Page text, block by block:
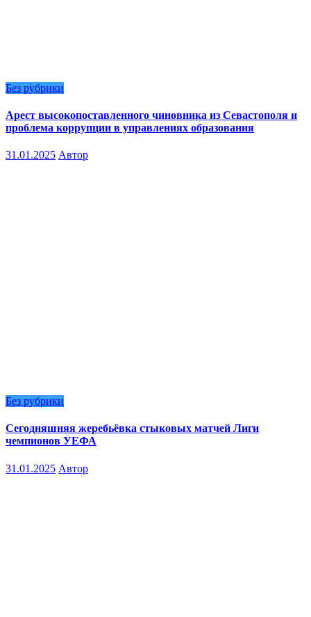
Без рубрики
Арест высокопоставленного чиновника из Севастополя и
проблема коррупции в управлениях образования
31.01.2025 Автор
Без рубрики
Сегодняшняя жеребьёвка стыковых матчей Лиги
чемпионов УЕФА
31.01.2025 Автор